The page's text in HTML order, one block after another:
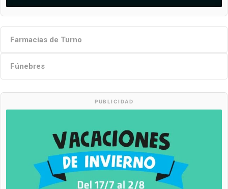
Farmacias de Turno
Fúnebres
PUBLICIDAD